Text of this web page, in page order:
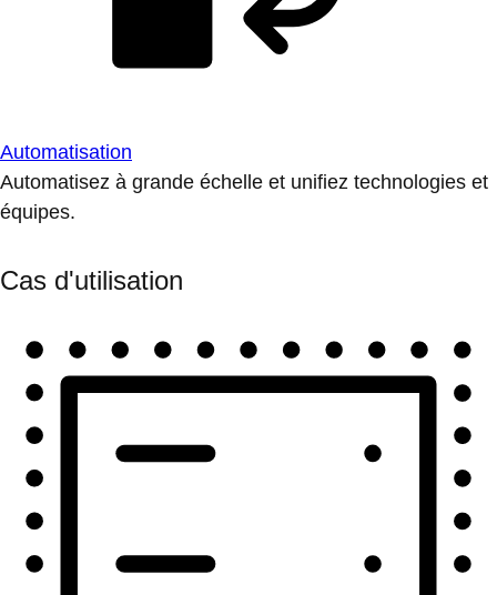
Automatisation
Automatisez à grande échelle et unifiez technologies et
équipes.
Cas d'utilisation